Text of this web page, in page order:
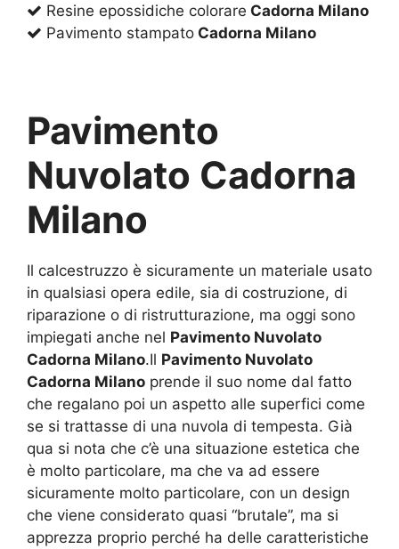
Resine epossidiche colorare Cadorna Milano
Pavimento stampato Cadorna Milano
Pavimento
Nuvolato Cadorna
Milano
Il calcestruzzo è sicuramente un materiale usato
in qualsiasi opera edile, sia di costruzione, di
riparazione o di ristrutturazione, ma oggi sono
impiegati anche nel Pavimento Nuvolato
Cadorna Milano.Il Pavimento Nuvolato
Cadorna Milano prende il suo nome dal fatto
che regalano poi un aspetto alle superfici come
se si trattasse di una nuvola di tempesta. Già
qua si nota che c’è una situazione estetica che
è molto particolare, ma che va ad essere
sicuramente molto particolare, con un design
che viene considerato quasi “brutale”, ma si
apprezza proprio perché ha delle caratteristiche